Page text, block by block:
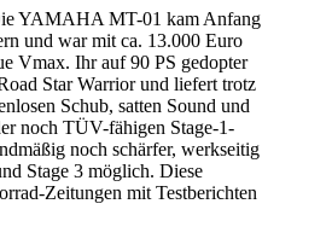
YAMAHA MT-01 kam Anfang
und war mit ca. 13.000 Euro
Vmax. Ihr auf 90 PS gedopter
Star Warrior und liefert trotz
Schub, satten Sound und
noch TÜV-fähigen Stage-1-
noch schärfer, werkseitig
Stage 3 möglich. Diese
Zeitungen mit Testberichten